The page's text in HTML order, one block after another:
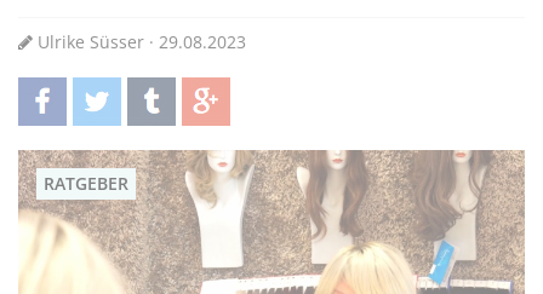
Ulrike Süsser · 29.08.2023
teilentwittern teilen teilen
RATGEBER